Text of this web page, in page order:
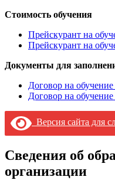
Стоимость обучения
Прейскурант на
Прейскурант на
Документы для
Договор на
Договор на
Версия сайта для
Сведения об
организации